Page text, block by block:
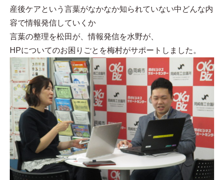
産後ケアという言葉がなかなか知られていない中どんな内
容で情報発信していくか
言葉の整理を松田が、情報発信を水野が、
HPについてのお困りごとを梅村がサポートしました。